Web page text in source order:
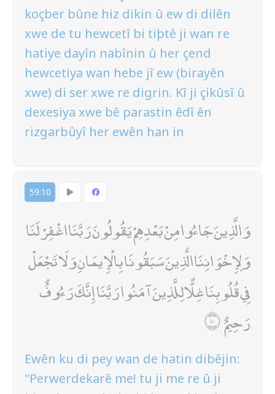
koçber bûne hiz dikin û ew di dilên
xwe de tu hewcetî bi tiþtê ji wan re
hatiye dayîn nabînin û her çend
hewcetiya wan hebe jî ew (birayên
xwe) di ser xwe re digrin. Kî ji çikûsî û
dexesiya xwe bê parastin êdî ên
rizgarbûyî her ewên han in
59:10
وَالَّذِينَ جَاءُوا مِنْ بَعْدِهِمْ يَقُولُونَ رَبَّنَا اغْفِرْ لَنَا
وَلِإِخْوَانِنَا الَّذِينَ سَبَقُونَا بِالْإِيمَانِ وَلَا تَجْعَلْ
فِي قُلُوبِنَا غِلًّا لِلَّذِينَ آمَنُوا رَبَّنَا إِنَّكَ رَءُوفٌ
رَحِيمٌ
Ewên ku di pey wan de hatin dibêjin:
"Perwerdekarê me! tu ji me re û ji